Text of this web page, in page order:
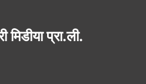
मिडीया प्रा.ली.